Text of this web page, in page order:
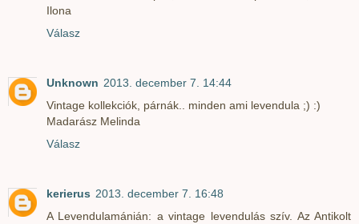
Ilona
Válasz
Unknown 2013. december 7. 14:44
Vintage kollekciók, párnák.. minden ami levendula ;) :)
Madarász Melinda
Válasz
kerierus 2013. december 7. 16:48
A Levendulamánián: a vintage levendulás szív. Az Antikolt